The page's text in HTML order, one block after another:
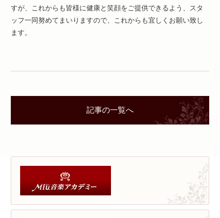
すが、これからも皆様に健康と笑顔をご提供できるよう、スタ
ッフ一同努めてまいりますので、これからも宜しくお願い致し
ます。
記事の一覧へ